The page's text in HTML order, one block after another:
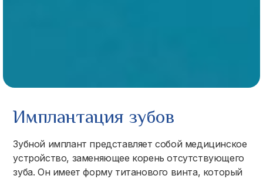
Имплантация зубов
Зубной имплант представляет собой медицинское
устройство, заменяющее корень отсутствующего
зуба. Он имеет форму титанового винта, который